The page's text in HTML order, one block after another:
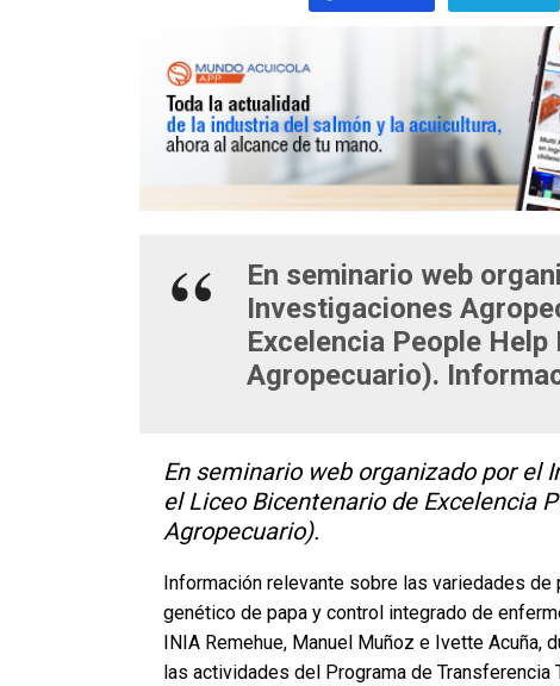
En seminario web
Investigaciones
Excelencia People
Agropecuario).
En seminario web organizado por el
el Liceo Bicentenario de Excelencia
Agropecuario).
Información relevante sobre las variedades
genético de papa y control integrado de
INIA Remehue, Manuel Muñoz e Ivette Acuña,
las actividades del Programa de